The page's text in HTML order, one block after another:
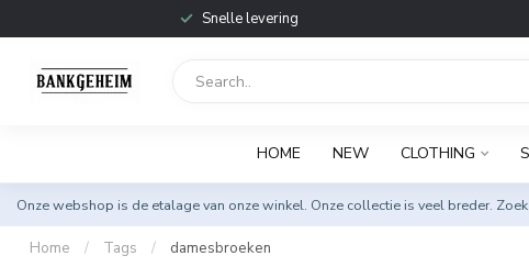
Snelle levering
HOME NEW CLOTHING
Onze webshop is de etalage van onze winkel. Onze collectie is veel breder.
Home / Tags / damesbroeken